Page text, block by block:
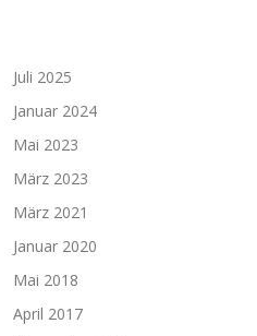
Juli 2025
Januar 2024
Mai 2023
März 2023
März 2021
Januar 2020
Mai 2018
April 2017